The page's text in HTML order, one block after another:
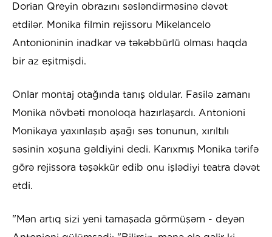
Dorian Qreyin obrazını səsləndirməsinə dəvət
etdilər. Monika filmin rejissoru Mikelancelo
Antonioninin inadkar və təkəbbürlü olması haqda
bir az eşitmişdi.
Onlar montaj otağında tanış oldular. Fasilə zamanı
Monika növbəti monoloqa hazırlaşardı. Antonioni
Monikaya yaxınlaşıb aşağı səs tonunun, xırıltılı
səsinin xoşuna gəldiyini dedi. Karıxmış Monika tərifə
görə rejissora təşəkkür edib onu işlədiyi teatra dəvət
etdi.
"Mən artıq sizi yeni tamaşada görmüşəm - deyən